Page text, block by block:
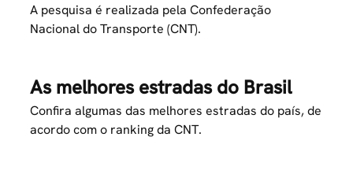
A pesquisa é realizada pela Confederação
Nacional do Transporte (CNT).
As melhores estradas do Brasil
Confira algumas das melhores estradas do país, de
acordo com o ranking da CNT.